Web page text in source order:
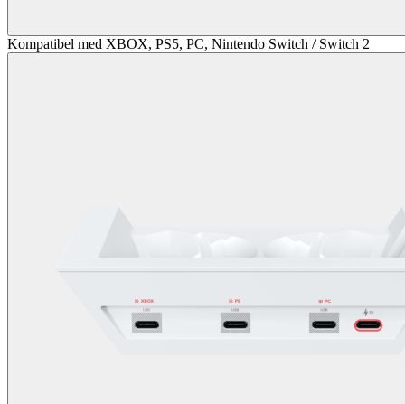
Kompatibel med XBOX, PS5, PC, Nintendo Switch / Switch 2